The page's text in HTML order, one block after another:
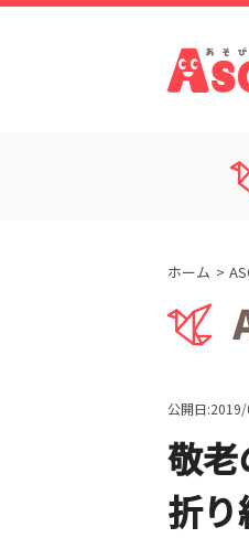
ホーム
公開日
敬老
折り